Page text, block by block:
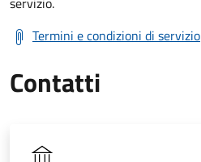
Termini e condizioni di servizio
Contatti